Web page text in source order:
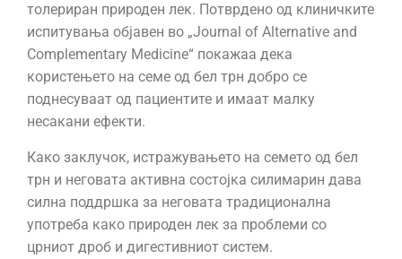
толериран природен лек. Потврдено од клиничките
испитувања објавен во „Journal of Alternative and
Complementary Medicine“ покажаа дека
користењето на семе од бел трн добро се
поднесуваат од пациентите и имаат малку
несакани ефекти.
Како заклучок, истражувањето на семето од бел
трн и неговата активна состојка силимарин дава
силна поддршка за неговата традиционална
употреба како природен лек за проблеми со
црниот дроб и дигестивниот систем.